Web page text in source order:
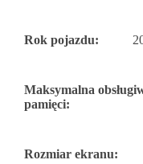
Rok pojazdu:
Maksymalna
pamięci:
Rozmiar ekranu: